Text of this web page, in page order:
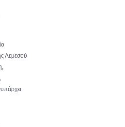
Λεμεσού